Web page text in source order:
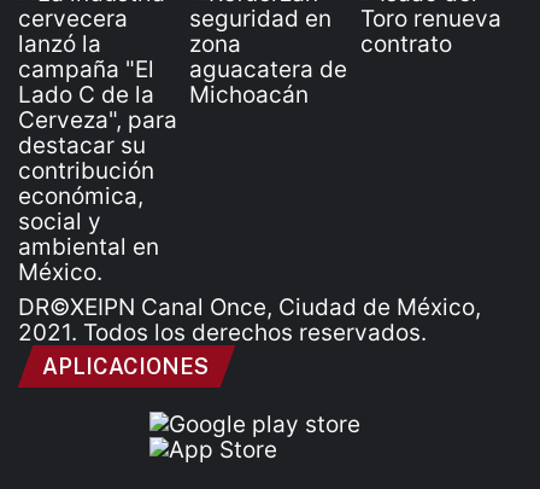
DR©XEIPN Canal Once, Ciudad de México,
2021. Todos los derechos reservados.
APLICACIONES